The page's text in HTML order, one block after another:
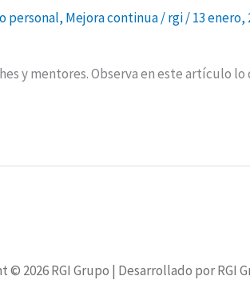
personal, Mejora continua/rgi/13 enero,
y mentores. Observa en este artículo
© 2026RGI Grupo | Desarrollado por RGI